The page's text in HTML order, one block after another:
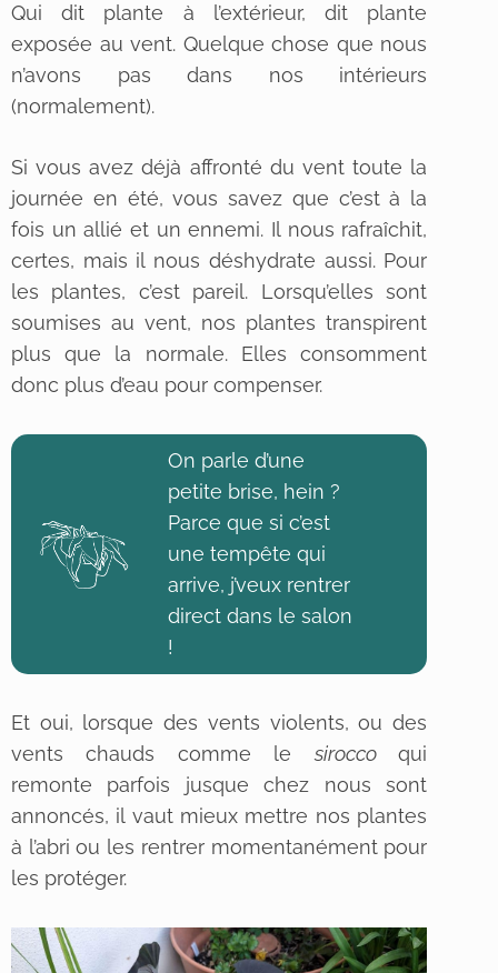
Qui dit plante à l’extérieur, dit plante
exposée au vent. Quelque chose que nous
n’avons pas dans nos intérieurs
(normalement).
Si vous avez déjà affronté du vent toute la
journée en été, vous savez que c’est à la
fois un allié et un ennemi. Il nous rafraîchit,
certes, mais il nous déshydrate aussi. Pour
les plantes, c’est pareil. Lorsqu’elles sont
soumises au vent, nos plantes transpirent
plus que la normale. Elles consomment
donc plus d’eau pour compenser.
On parle d’une
petite brise, hein ?
Parce que si c’est
une tempête qui
arrive, j’veux rentrer
direct dans le salon
!
Et oui, lorsque des vents violents, ou des
vents chauds comme lesiroccoqui
remonte parfois jusque chez nous sont
annoncés, il vaut mieux mettre nos plantes
à l’abri ou les rentrer momentanément pour
les protéger.